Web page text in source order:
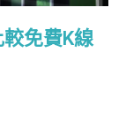
免費K線